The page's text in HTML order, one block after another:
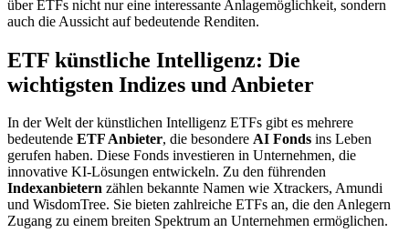
über ETFs nicht nur eine interessante Anlagemöglichkeit, sondern
auch die Aussicht auf bedeutende Renditen.
ETF künstliche Intelligenz: Die
wichtigsten Indizes und Anbieter
In der Welt der künstlichen Intelligenz ETFs gibt es mehrere
bedeutende ETF Anbieter, die besondere AI Fonds ins Leben
gerufen haben. Diese Fonds investieren in Unternehmen, die
innovative KI-Lösungen entwickeln. Zu den führenden
Indexanbietern zählen bekannte Namen wie Xtrackers, Amundi
und WisdomTree. Sie bieten zahlreiche ETFs an, die den Anlegern
Zugang zu einem breiten Spektrum an Unternehmen ermöglichen.